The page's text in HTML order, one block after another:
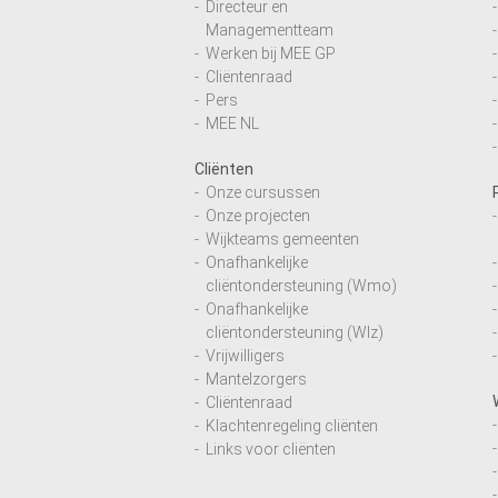
Directeur en
Managementteam
Werken bij MEE GP
Cliëntenraad
Pers
MEE NL
Cliënten
Onze cursussen
Onze projecten
Wijkteams gemeenten
Onafhankelijke
cliëntondersteuning (Wmo)
Onafhankelijke
cliëntondersteuning (Wlz)
Vrijwilligers
Mantelzorgers
Cliëntenraad
Klachtenregeling cliënten
Links voor cliënten